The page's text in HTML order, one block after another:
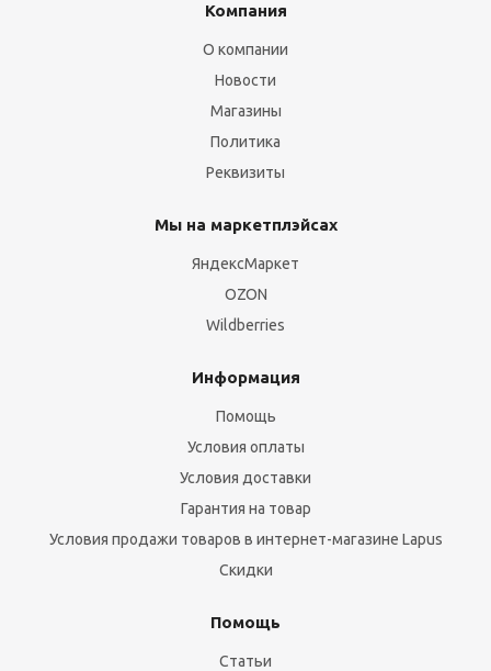
Компания
О компании
Новости
Магазины
Политика
Реквизиты
Мы на маркетплэйсах
ЯндексМаркет
OZON
Wildberries
Информация
Помощь
Условия оплаты
Условия доставки
Гарантия на товар
Условия продажи товаров в интернет-магазине Lapus
Скидки
Помощь
Статьи